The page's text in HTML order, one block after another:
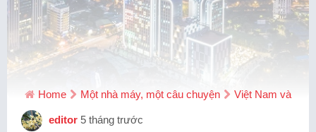
Home Một nhà máy, một câu chuyện Việt Nam và
editor 5 tháng trước